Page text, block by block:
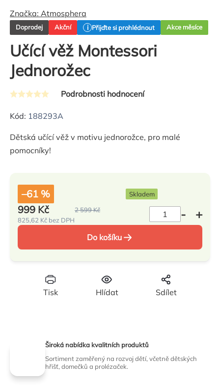
Učící věž Montessori
Jednorožec
Doprodej Akční Přijďte si prohlédnout Akce měsíce
Průměrné
hodnocení
je
0,0
hvězdiček.
Podrobnosti hodnocení
Značka: Atmosphera
Kód: 188293A
Dětská učící věž v motivu jednorožce, pro malé
pomocníky!
Tisk Hlídat Sdílet
–61 % Skladem
2 599 Kč
999 Kč
825,62 Kč bez DPH
cena:Do košíku
Široká nabídka kvalitních produktů
Sortiment zaměřený na rozvoj dětí, včetně dětských
hřišť, domečků a prolézaček.